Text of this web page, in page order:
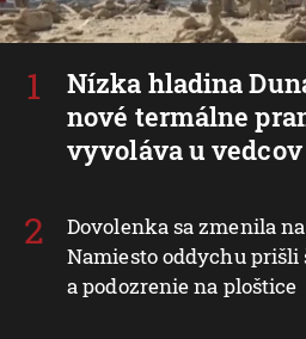
Nízka hladina
nové termálne
vyvoláva u
Dovolenka sa zmenila
Namiesto oddychu prišli
a podozrenie na ploštice